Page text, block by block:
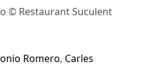
© Restaurant Suculent
Romero, Carles